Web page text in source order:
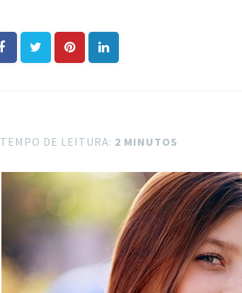
TEMPO DE LEITURA: 2 MINUTOS